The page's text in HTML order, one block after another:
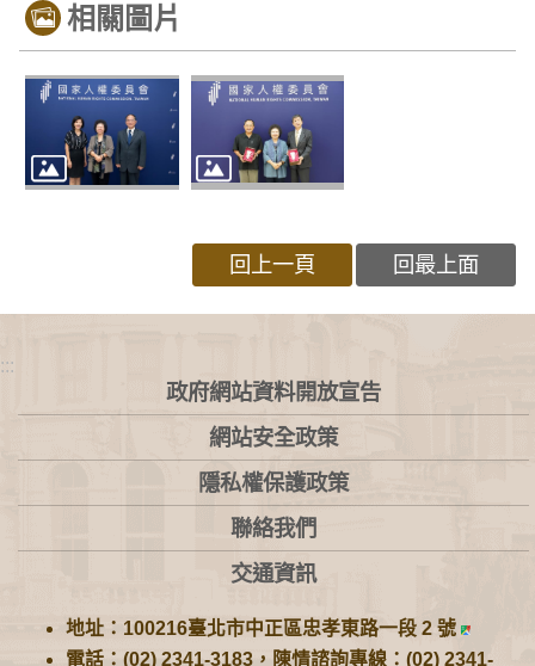
相關圖片
回上一頁 回最上面
:::
政府網站資料開放宣告
網站安全政策
隱私權保護政策
聯絡我們
交通資訊
地址：100216臺北市中正區忠孝東路一段 2 號
電話：(02) 2341-3183，陳情諮詢專線：(02) 2341-